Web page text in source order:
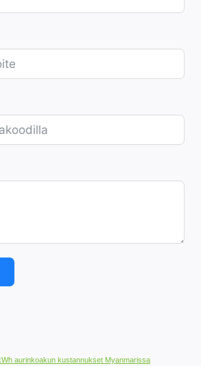
aurinkoakun kustannukset Myanmarissa